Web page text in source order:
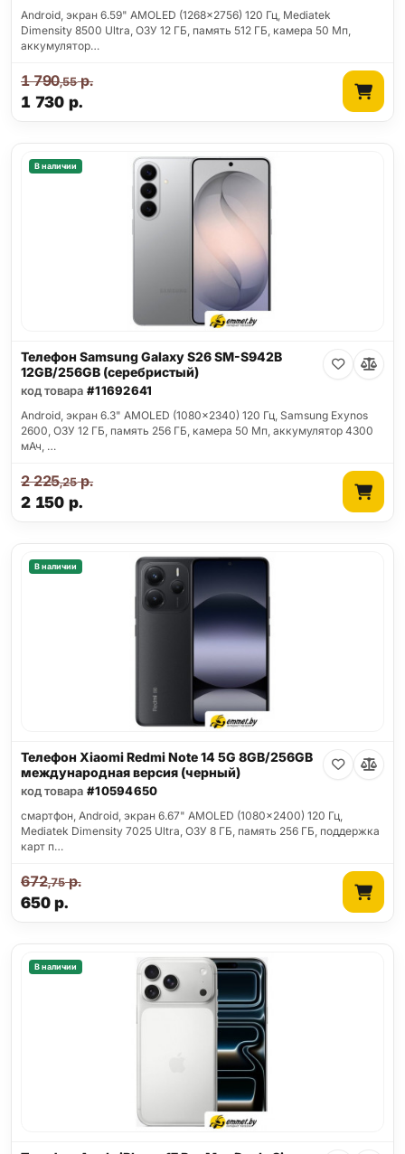
Android, экран 6.59" AMOLED (1268x2756) 120 Гц, Mediatek
Dimensity 8500 Ultra, ОЗУ 12 ГБ, память 512 ГБ, камера 50 Мп,
аккумулятор…
1 730 р.
1 790,55р.
В наличии
Телефон Samsung Galaxy S26 SM-S942B
12GB/256GB (серебристый)
код товара #11692641
Android, экран 6.3" AMOLED (1080x2340) 120 Гц, Samsung Exynos
2600, ОЗУ 12 ГБ, память 256 ГБ, камера 50 Мп, аккумулятор 4300
мАч, …
2 150 р.
2 225,25р.
В наличии
Телефон Xiaomi Redmi Note 14 5G 8GB/256GB
международная версия (черный)
код товара #10594650
смартфон, Android, экран 6.67" AMOLED (1080x2400) 120 Гц,
Mediatek Dimensity 7025 Ultra, ОЗУ 8 ГБ, память 256 ГБ, поддержка
карт п…
650р.
672,75р.
В наличии